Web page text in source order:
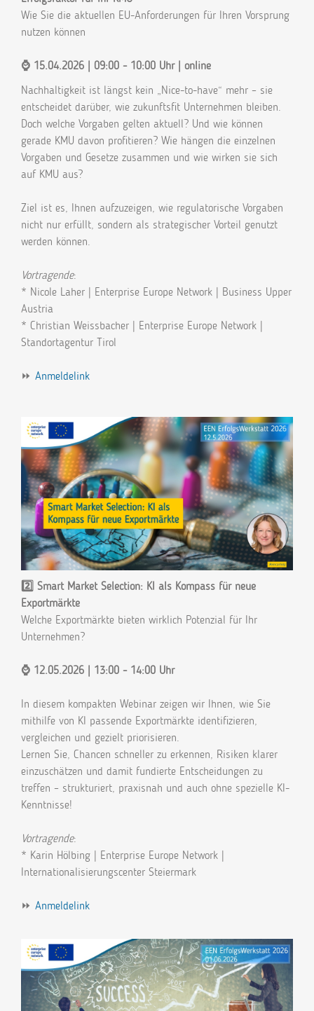
Wie Sie die aktuellen EU-Anforderungen für Ihren Vorsprung
nutzen können
⌚ 15.04.2026 | 09:00 - 10:00 Uhr | online
Nachhaltigkeit ist längst kein „Nice-to-have“ mehr – sie
entscheidet darüber, wie zukunftsfit Unternehmen bleiben.
Doch welche Vorgaben gelten aktuell? Und wie können
gerade KMU davon profitieren? Wie hängen die einzelnen
Vorgaben und Gesetze zusammen und wie wirken sie sich
auf KMU aus?
Ziel ist es, Ihnen aufzuzeigen, wie regulatorische Vorgaben
nicht nur erfüllt, sondern als strategischer Vorteil genutzt
werden können.
Vortragende:
* Nicole Laher | Enterprise Europe Network | Business Upper
Austria
* Christian Weissbacher | Enterprise Europe Network |
Standortagentur Tirol
⏩ Anmeldelink
2️⃣ Smart Market Selection: KI als Kompass für neue
Exportmärkte
Welche Exportmärkte bieten wirklich Potenzial für Ihr
Unternehmen?
⌚ 12.05.2026 | 13:00 - 14:00 Uhr
In diesem kompakten Webinar zeigen wir Ihnen, wie Sie
mithilfe von KI passende Exportmärkte identifizieren,
vergleichen und gezielt priorisieren.
Lernen Sie, Chancen schneller zu erkennen, Risiken klarer
einzuschätzen und damit fundierte Entscheidungen zu
treffen – strukturiert, praxisnah und auch ohne spezielle KI-
Kenntnisse!
Vortragende:
* Karin Hölbing | Enterprise Europe Network |
Internationalisierungscenter Steiermark
⏩ Anmeldelink